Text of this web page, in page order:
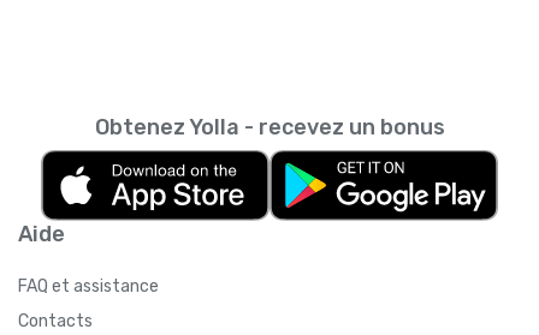
Aide
FAQ et assistance
Contacts
Obtenez Yolla - recevez un bonus